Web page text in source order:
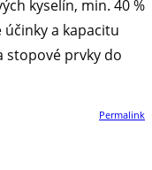
kyselín, min. 40 %
a kapacitu
stopové prvky do
Permalink